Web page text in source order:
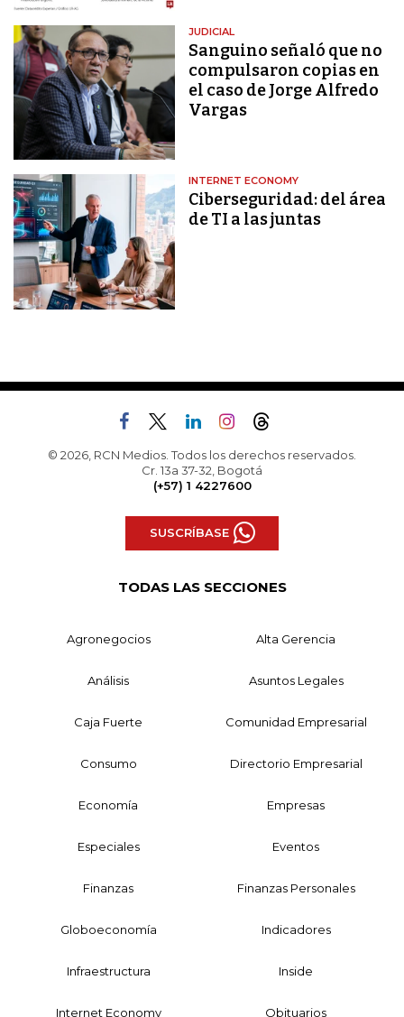
JUDICIAL
Sanguino señaló que no
compulsaron copias en
el caso de Jorge Alfredo
Vargas
INTERNET ECONOMY
Ciberseguridad: del área
de TI a las juntas
© 2026, RCN Medios. Todos los derechos reservados.
Cr. 13a 37-32, Bogotá
(+57) 1 4227600
SUSCRÍBASE
TODAS LAS SECCIONES
Agronegocios Alta Gerencia
Análisis Asuntos Legales
Caja Fuerte Comunidad Empresarial
Consumo Directorio Empresarial
Economía Empresas
Especiales Eventos
Finanzas Finanzas Personales
Globoeconomía Indicadores
Infraestructura Inside
Internet Economy Obituarios